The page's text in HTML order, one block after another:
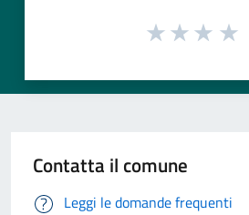
Contatta il comune
Leggi le domande frequenti